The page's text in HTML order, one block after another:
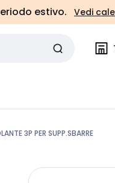
estivo. Vedi
3P PER SUPP.SBARRE